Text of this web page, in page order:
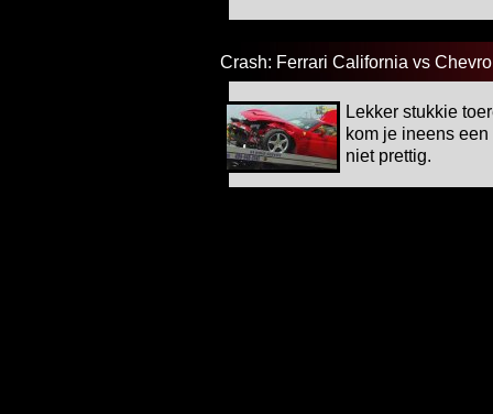
Crash: Ferrari California vs
Lekker stukkie
kom je ineens
niet prettig.